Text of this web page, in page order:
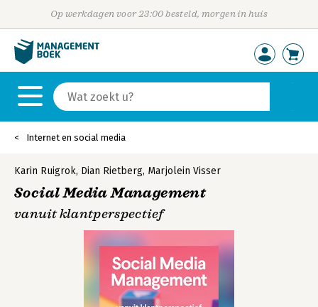
Op werkdagen voor 23:00 besteld, morgen in huis
Internet en social media
Karin Ruigrok, Dian Rietberg, Marjolein Visser
Social Media Management
vanuit klantperspectief